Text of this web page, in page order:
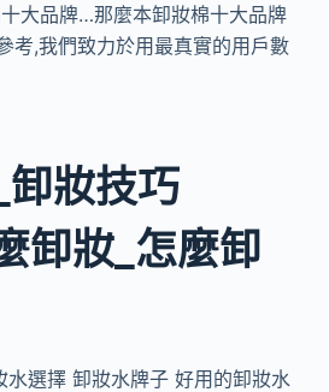
大品牌…那麼本卸妝棉十大品牌
考,我們致力於用最真實的用戶數
妝技巧
卸妝_怎麼卸
選擇 卸妝水牌子 好用的卸妝水